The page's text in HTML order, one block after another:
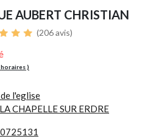
AUBERT CHRISTIAN
(206 avis)
)
l'eglise
CHAPELLE SUR ERDRE